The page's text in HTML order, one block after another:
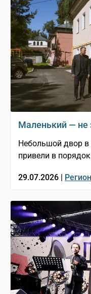
Маленький — не
Небольшой двор в
привели в
29.07.2026 | Регион